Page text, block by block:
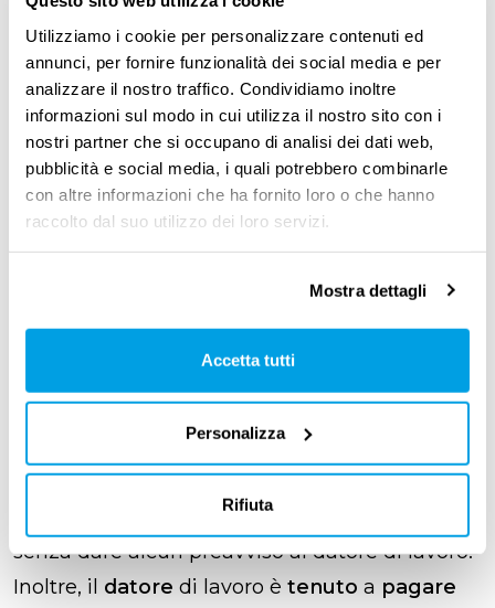
Utilizziamo i cookie per personalizzare contenuti ed
annunci, per fornire funzionalità dei social media e per
analizzare il nostro traffico. Condividiamo inoltre
informazioni sul modo in cui utilizza il nostro sito con i
nostri partner che si occupano di analisi dei dati web,
pubblicità e social media, i quali potrebbero combinarle
con altre informazioni che ha fornito loro o che hanno
raccolto dal suo utilizzo dei loro servizi.
Mostra dettagli
Accetta tutti
Personalizza
Rifiuta
sempre presso l’Ispettorato.
È importante notare che, durante la maternità
facoltativa, haidirittoa un’indennità
economica da parte dell’ INPSe il fatto che ti
dimettanon vuol dire che debbarestituire
quantogià percepito.
quanti giorni di preavviso
Durante ilperiodo protetto, quando presenti
non sei tenuta a
periodo dipreavvisonormalmente previsto.
puoi andartene subito,
senza dare alcun preavviso al datore di lavoro.
Inoltre, il datore di lavoro è tenuto a pagare